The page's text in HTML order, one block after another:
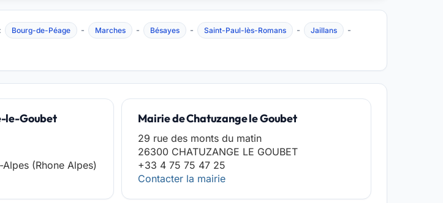
Bourg-de-Péage - Marches - Bésayes - Saint-Paul-lès-Romans - Jaillans -
le-Goubet
(Rhone Alpes)
Mairie de Chatuzange le Goubet
29 rue des monts du matin
26300 CHATUZANGE LE GOUBET
+33 4 75 75 47 25
Contacter la mairie